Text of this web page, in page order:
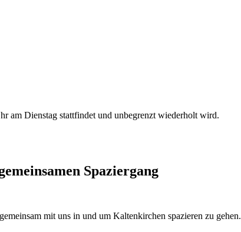
am Dienstag stattfindet und unbegrenzt wiederholt wird.
Spaziergang
mit uns in und um Kaltenkirchen spazieren zu gehen.